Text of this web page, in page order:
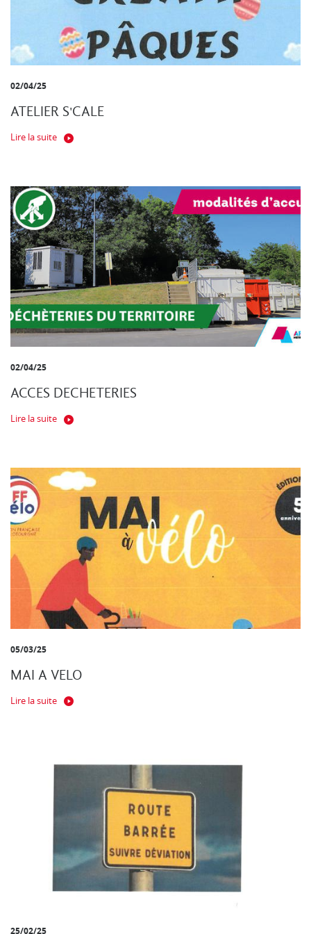
02/04/25
ATELIER S'CALE
Lire la suite
02/04/25
ACCES DECHETERIES
Lire la suite
05/03/25
MAI A VELO
Lire la suite
25/02/25